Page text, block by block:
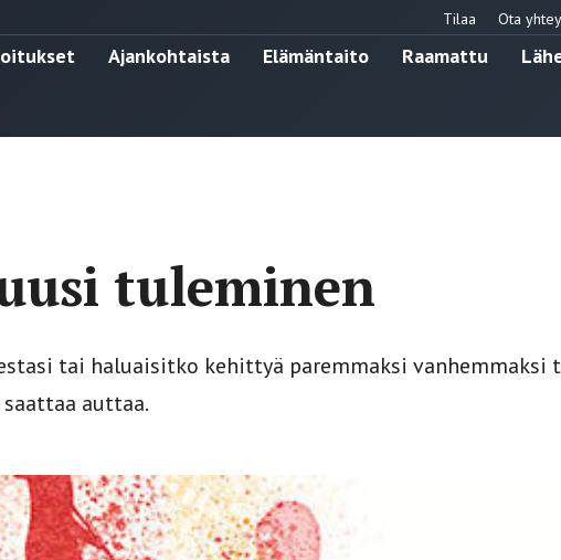
Tilaa Ota
Ajankohtaista Elämäntaito Raamattu
tuleminen
tai haluaisitko kehittyä paremmaksi vanhemmaksi
auttaa.